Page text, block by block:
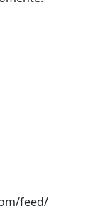
feed/